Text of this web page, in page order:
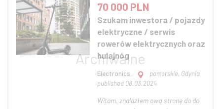
Towarowym Chylonia. Prowadzony
nieustannie od 6 lat w tym miejscu. W
pakiecie zostanie przekazana baza
klientów, syst...
70 000 PLN
Szukam inwestora / pojazdy
elektryczne / serwis
rowerów elektrycznych oraz
hulajnóg
Electronics,
pomorskie, Gdynia
published 08.03.2024
Witam, znalazłem ową stronę do do